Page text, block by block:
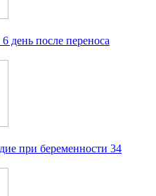
день после переноса
при беременности 34